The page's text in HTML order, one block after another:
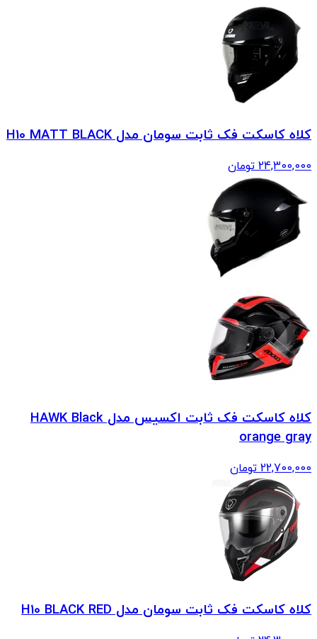
کلاه کاسکت فک ثابت سومان مدل H10 MATT BLACK
24,300,000 تومان
کلاه کاسکت فک ثابت اکسیس مدل HAWK Black
orange gray
22,700,000 تومان
کلاه کاسکت فک ثابت سومان مدل H10 BLACK RED